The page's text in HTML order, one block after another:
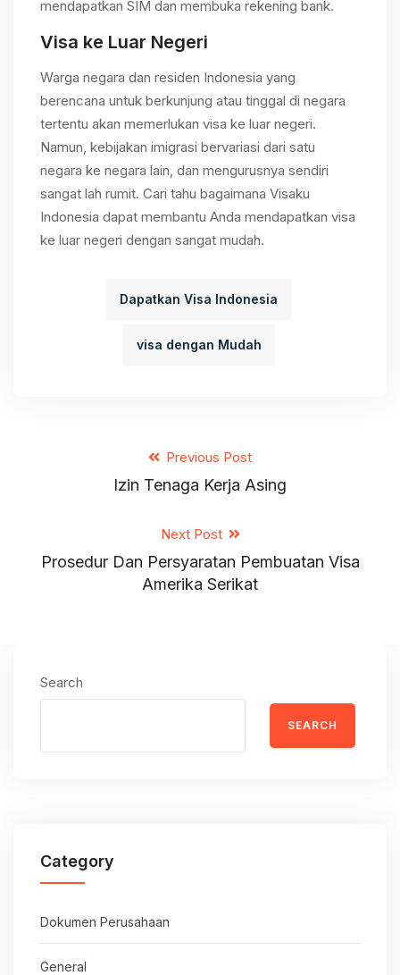
mendapatkan SIM dan membuka rekening bank.
Visa ke Luar Negeri
Warga negara dan residen Indonesia yang
berencana untuk berkunjung atau tinggal di negara
tertentu akan memerlukan visa ke luar negeri.
Namun, kebijakan imigrasi bervariasi dari satu
negara ke negara lain, dan mengurusnya sendiri
sangat lah rumit. Cari tahu bagaimana Visaku
Indonesia dapat membantu Anda mendapatkan visa
ke luar negeri dengan sangat mudah.
Dapatkan Visa Indonesia
visa dengan Mudah
Previous Post
Izin Tenaga Kerja Asing
Next Post
Prosedur Dan Persyaratan Pembuatan Visa
Amerika Serikat
Search
SEARCH
Category
Dokumen Perusahaan
General